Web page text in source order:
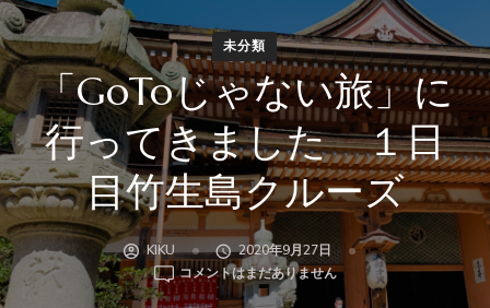
未分類
「GoToじゃない旅」に
行ってきました １日
目竹生島クルーズ
KIKU
2020年9月27日
「GOTO
じ
コメントはまだありません